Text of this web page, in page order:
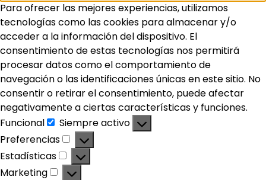
Para ofrecer las mejores experiencias, utilizamos
tecnologías como las cookies para almacenar y/o
acceder a la información del dispositivo. El
consentimiento de estas tecnologías nos permitirá
procesar datos como el comportamiento de
navegación o las identificaciones únicas en este sitio. No
consentir o retirar el consentimiento, puede afectar
negativamente a ciertas características y funciones.
Funcional
Siempre activo
Preferencias
Estadísticas
Marketing